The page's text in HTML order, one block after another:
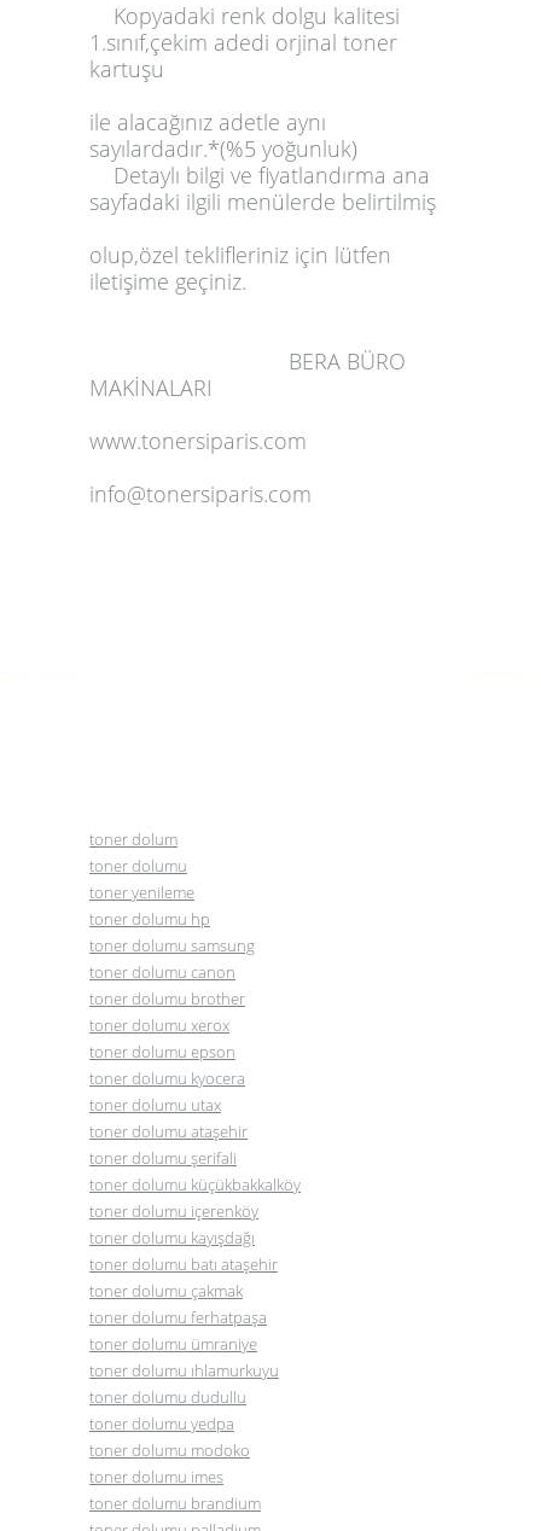
Kopyadaki renk dolgu kalitesi
1.sınıf,çekim adedi orjinal toner
kartuşu
ile alacağınız adetle aynı
sayılardadır.*(%5 yoğunluk)
Detaylı bilgi ve fiyatlandırma ana
sayfadaki ilgili menülerde belirtilmiş
olup,özel teklifleriniz için lütfen
iletişime geçiniz.
BERA BÜRO
MAKİNALARI
www.tonersiparis.com
info@tonersiparis.com
toner dolum
toner dolumu
toner yenileme
toner dolumu hp
toner dolumu samsung
toner dolumu canon
toner dolumu brother
toner dolumu xerox
toner dolumu epson
toner dolumu kyocera
toner dolumu utax
toner dolumu ataşehir
toner dolumu şerifali
toner dolumu küçükbakkalköy
toner dolumu içerenköy
toner dolumu kayışdağı
toner dolumu batı ataşehir
toner dolumu çakmak
toner dolumu ferhatpaşa
toner dolumu ümraniye
toner dolumu ıhlamurkuyu
toner dolumu dudullu
toner dolumu yedpa
toner dolumu modoko
toner dolumu imes
toner dolumu brandium